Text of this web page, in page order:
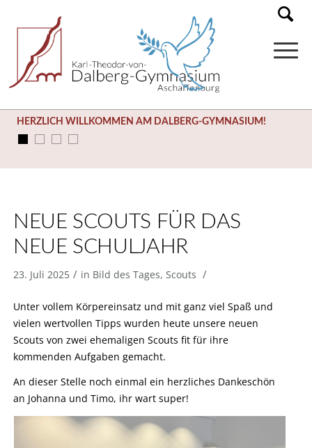
HERZLICH WILLKOMMEN AM DALBERG-GYMNASIUM!
NEUE SCOUTS FÜR DAS
NEUE SCHULJAHR
23. Juli 2025 / in Bild des Tages, Scouts /
Unter vollem Körpereinsatz und mit ganz viel Spaß und
vielen wertvollen Tipps wurden heute unsere neuen
Scouts von zwei ehemaligen Scouts fit für ihre
kommenden Aufgaben gemacht.
An dieser Stelle noch einmal ein herzliches Dankeschön
an Johanna und Timo, ihr wart super!